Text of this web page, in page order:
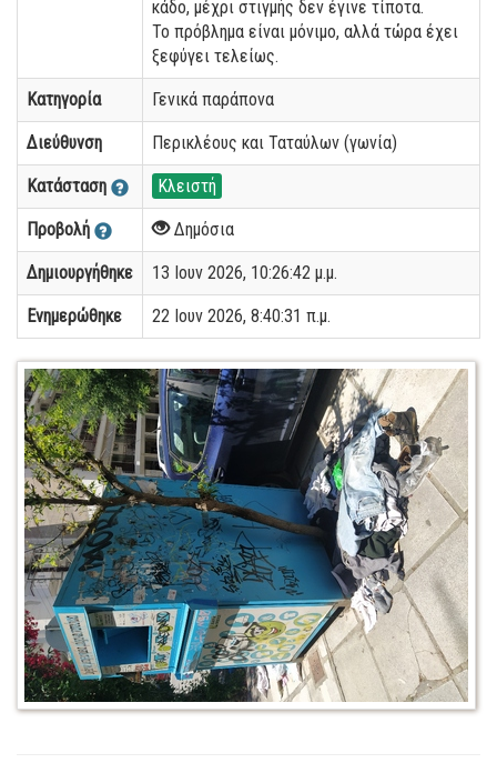
κάδο, μέχρι στιγμής δεν έγινε τίποτα.
Το πρόβλημα είναι μόνιμο, αλλά τώρα έχει
ξεφύγει τελείως.
Κατηγορία Γενικά παράπονα
Διεύθυνση Περικλέους και Ταταύλων (γωνία)
Κατάσταση Κλειστή
Προβολή Δημόσια
Δημιουργήθηκε 13 Ιουν 2026, 10:26:42 μ.μ.
Ενημερώθηκε 22 Ιουν 2026, 8:40:31 π.μ.